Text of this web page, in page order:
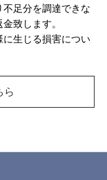
足分を調達できな
致します。
生じる損害につい
ら